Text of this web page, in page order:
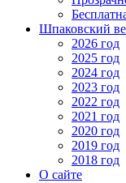
Шпаковский
2026 год
2025 год
2024 год
2023 год
2022 год
2021 год
2020 год
2019 год
2018 год
О сайте